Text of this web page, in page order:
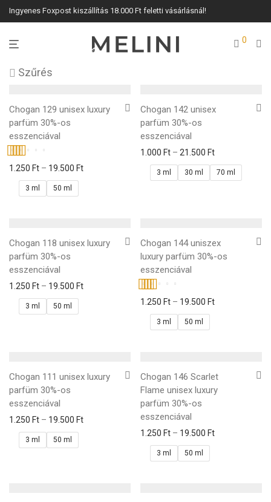
Ingyenes Foxpost kiszállítás 18.000 Ft feletti vásárlásnál!
0
Szűrés
Chogan 129 unisex luxury
parfüm 30%-os
esszenciával
Értékelés:
5.00/ 5
1.250 Ft – 19.500 Ft
3 ml 50 ml
Chogan 142 unisex
parfüm 30%-os
esszenciával
1.000 Ft – 21.500 Ft
3 ml 30 ml 70 ml
Chogan 118 unisex luxury
parfüm 30%-os
esszenciával
1.250 Ft – 19.500 Ft
3 ml 50 ml
Chogan 144 uniszex
luxury parfüm 30%-os
esszenciával
Értékelés:
5.00/ 5
1.250 Ft – 19.500 Ft
3 ml 50 ml
Chogan 111 unisex luxury
parfüm 30%-os
esszenciával
1.250 Ft – 19.500 Ft
3 ml 50 ml
Chogan 146 Scarlet
Flame unisex luxury
parfüm 30%-os
esszenciával
1.250 Ft – 19.500 Ft
3 ml 50 ml